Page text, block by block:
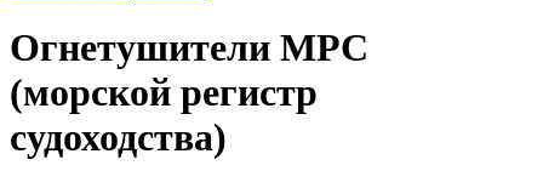
Огнетушители МРС
(морской регистр
судоходства)